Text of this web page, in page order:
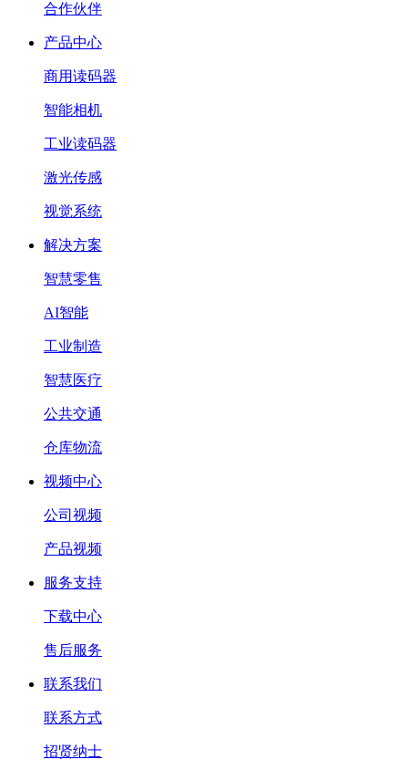
合作伙伴
产品中心
商用读码器
智能相机
工业读码器
激光传感
视觉系统
解决方案
智慧零售
AI智能
工业制造
智慧医疗
公共交通
仓库物流
视频中心
公司视频
产品视频
服务支持
下载中心
售后服务
联系我们
联系方式
招贤纳士